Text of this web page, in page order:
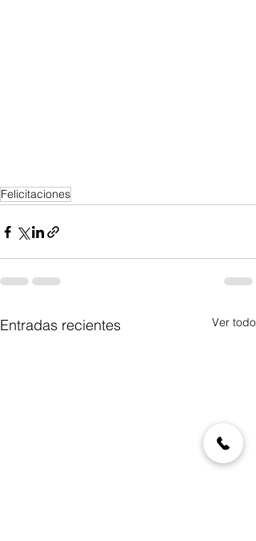
Felicitaciones
Entradas recientes Ver todo